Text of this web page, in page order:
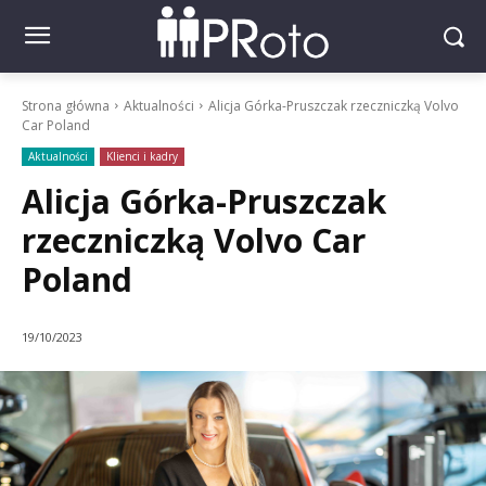
Strona główna Aktualności
Alicja Górka-Pruszczak rzeczniczką Volvo
Car Poland
Aktualności Klienci i kadry
Alicja Górka-Pruszczak
rzeczniczką Volvo Car
Poland
19/10/2023